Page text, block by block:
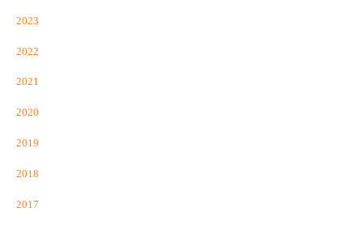
2023
2022
2021
2020
2019
2018
2017